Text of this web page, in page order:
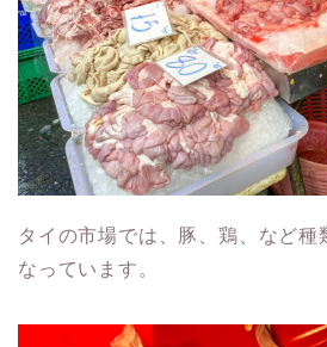
タイの市場では、豚、鶏、など種
なっています。